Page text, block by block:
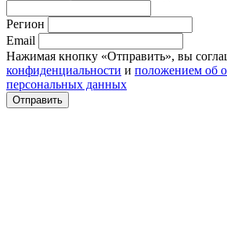
Регион
Email
Нажимая кнопку «Отправить», вы
конфиденциальности и положением об
персональных данных
Отправить